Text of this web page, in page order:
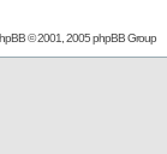
© 2001, 2005 phpBB Group